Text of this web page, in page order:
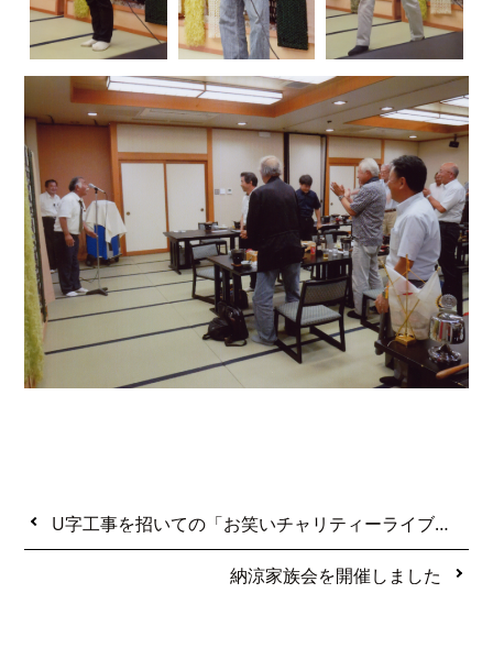
U字工事を招いての「お笑いチャリティーライブイン益子」開催
納涼家族会を開催しました